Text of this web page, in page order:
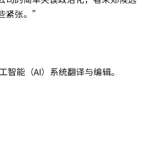
紧张。”
智能（AI）系统翻译与编辑。